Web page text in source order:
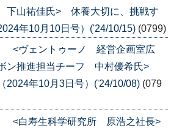
山祐佳氏> 休養大切に、挑戦す
年10月10日号）('24/10/15) (0799)
】 <ヴェントゥーノ 経営企画室広
ン推進担当チーフ 中村優希氏>
2024年10月3日号）('24/10/08) (079
】 <白寿生科学研究所 原浩之社長>